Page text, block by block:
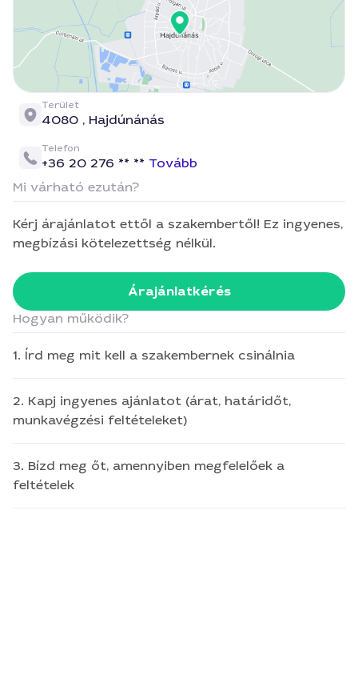
Terület
4080 , Hajdúnánás
Telefon
+36 20 276 ** ** Tovább
Mi várható ezután?
Kérj árajánlatot ettől a szakembertől! Ez ingyenes,
megbízási kötelezettség nélkül.
Árajánlatkérés
Hogyan működik?
1. Írd meg mit kell a szakembernek csinálnia
2. Kapj ingyenes ajánlatot (árat, határidőt,
munkavégzési feltételeket)
3. Bízd meg őt, amennyiben megfelelőek a
feltételek